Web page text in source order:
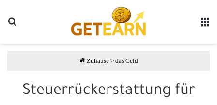
Zuhause > das Geld
Steuerrückerstattung für